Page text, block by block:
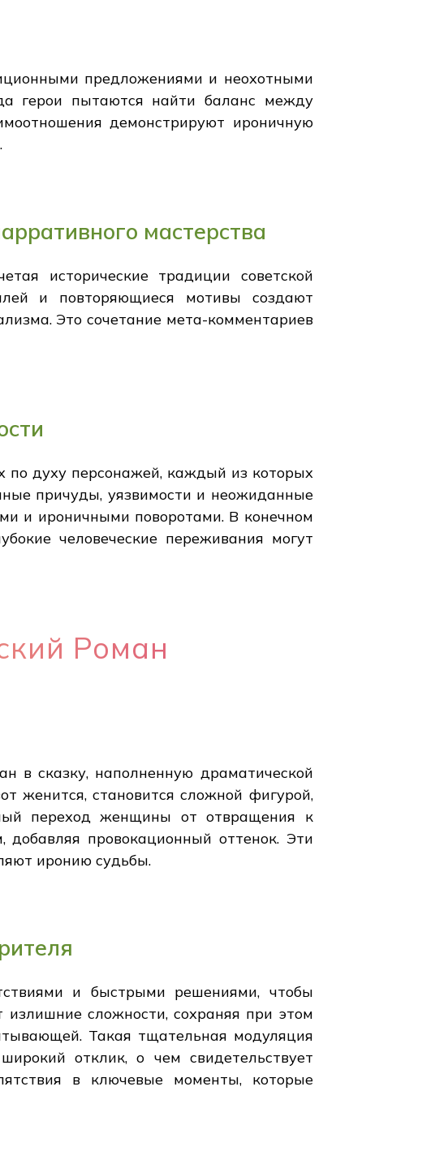
предложениями и неохотными
герои пытаются найти баланс между
демонстрируют ироничную
мастерства
исторические традиции советской
и повторяющиеся мотивы создают
Это сочетание мета-комментариев
по духу персонажей, каждый из которых
причуды, уязвимости и неожиданные
и ироничными поворотами. В конечном
человеческие переживания могут
Роман
в сказку, наполненную драматической
женится, становится сложной фигурой,
переход женщины от отвращения к
провокационный оттенок. Эти
иронию судьбы.
и быстрыми решениями, чтобы
сложности, сохраняя при этом
Такая тщательная модуляция
отклик, о чем свидетельствует
в ключевые моменты, которые